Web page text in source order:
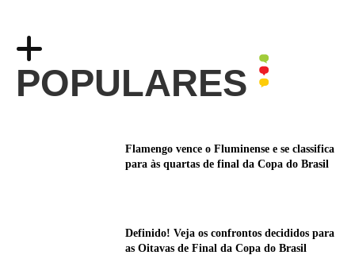
POPULARES
Flamengo vence o Fluminense e se classifica
para às quartas de final da Copa do Brasil
Definido! Veja os confrontos decididos para
as Oitavas de Final da Copa do Brasil